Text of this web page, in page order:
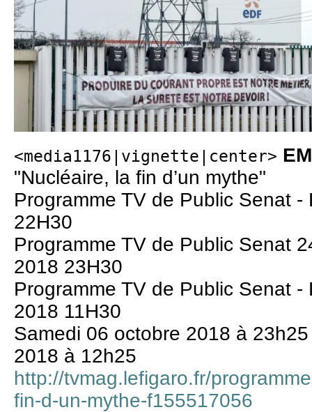
<media1176|vignette|center>
"Nucléaire, la fin d’un mythe"
Programme TV de Public Senat
22H30
Programme TV de Public Senat
2018 23H30
Programme TV de Public Senat
2018 11H30
Samedi 06 octobre 2018 à
2018 à 12h25
http://tvmag.lefigaro.fr/
fin-d-un-mythe-f155517056